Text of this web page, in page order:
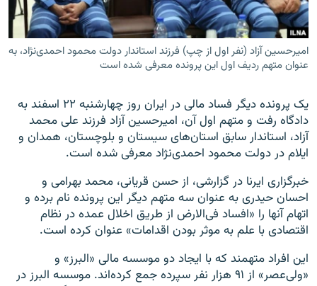
زبان‌های دیگر
امیرحسین آزاد (نفر اول از چپ) فرزند استاندار دولت محمود احمدی‌نژاد، به
عنوان متهم ردیف اول این پرونده معرفی شده است
یک پرونده دیگر فساد مالی در ایران روز چهارشنبه ۲۲ اسفند به
دادگاه رفت و متهم اول آن، امیرحسین آزاد فرزند علی محمد
آزاد، استاندار سابق استان‌های سیستان و بلوچستان، همدان و
ایلام در دولت محمود احمدی‌نژاد معرفی شده است.
خبرگزاری ایرنا در گزارشی، از حسن قریانی، محمد بهرامی و
احسان حیدری به عنوان سه متهم دیگر این پرونده نام برده و
اتهام آنها را «افساد فی‌الارض از طریق اخلال عمده در نظام
اقتصادی با علم به موثر بودن اقدامات» عنوان کرده است.
این افراد متهمند که با ایجاد دو موسسه مالی «البرز» و
«ولی‌عصر» از ۹۱ هزار نفر سپرده جمع کرده‌اند. موسسه البرز در